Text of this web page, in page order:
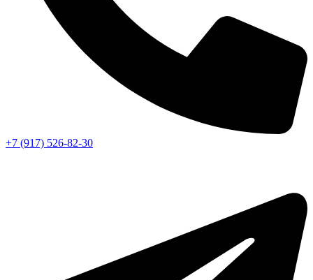
+7 (917) 526-82-30